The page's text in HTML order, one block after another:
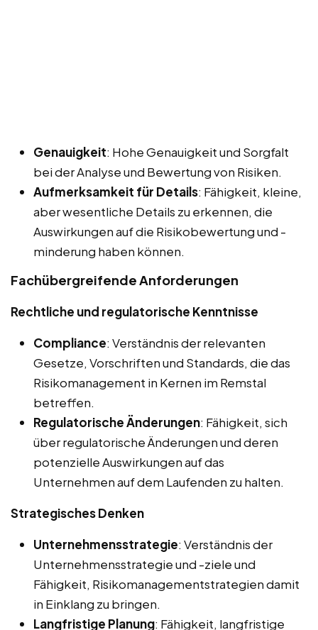
Genauigkeit: Hohe Genauigkeit und Sorgfalt
bei der Analyse und Bewertung von Risiken.
Aufmerksamkeit für Details: Fähigkeit, kleine,
aber wesentliche Details zu erkennen, die
Auswirkungen auf die Risikobewertung und -
minderung haben können.
Fachübergreifende Anforderungen
Rechtliche und regulatorische Kenntnisse
Compliance: Verständnis der relevanten
Gesetze, Vorschriften und Standards, die das
Risikomanagement in Kernen im Remstal
betreffen.
Regulatorische Änderungen: Fähigkeit, sich
über regulatorische Änderungen und deren
potenzielle Auswirkungen auf das
Unternehmen auf dem Laufenden zu halten.
Strategisches Denken
Unternehmensstrategie: Verständnis der
Unternehmensstrategie und -ziele und
Fähigkeit, Risikomanagementstrategien damit
in Einklang zu bringen.
Langfristige Planung: Fähigkeit, langfristige